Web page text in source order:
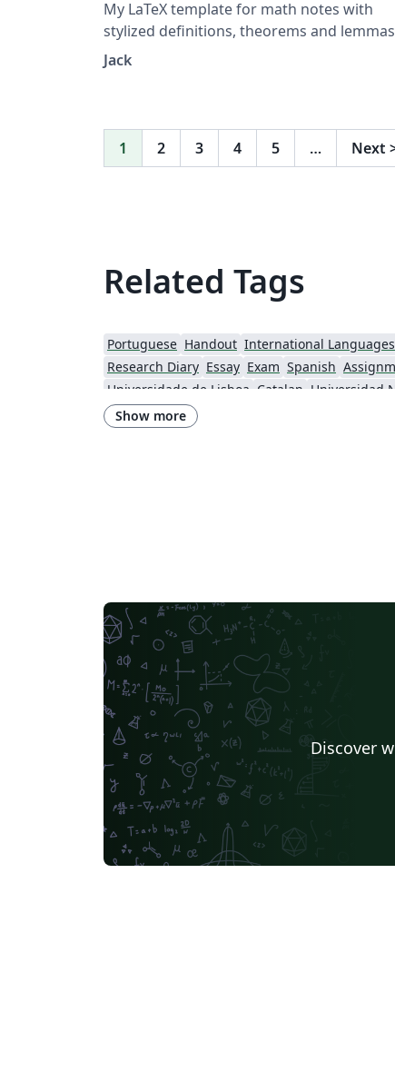
My LaTeX template for math notes with
stylized definitions, theorems and lemmas
etc. from tcolorbox.
https://github.com/LazzzzyJack/math-
Jack
1 2 3 4 5 … Next
Related Tags
Portuguese Handout International Languages
Research Diary Essay Exam Spanish
Universidade de Lisboa Catalan
Show more
Discover